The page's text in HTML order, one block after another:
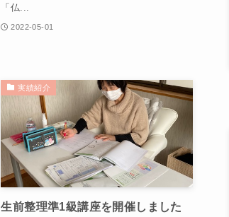
「仏...
2022-05-01
実績紹介
生前整理準1級講座を開催しました